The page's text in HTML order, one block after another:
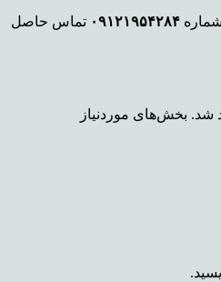
۰۹۱۲۱۹۵۴۲۸۴ تماس حاصل
شد. بخش‌های موردنیاز